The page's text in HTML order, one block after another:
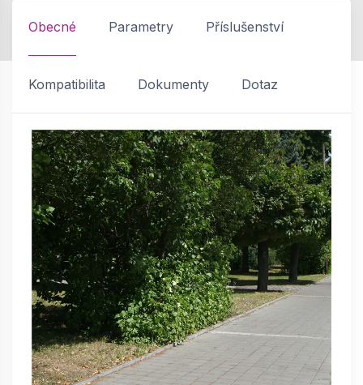
Obecné Parametry Příslušenství
Kompatibilita Dokumenty Dotaz